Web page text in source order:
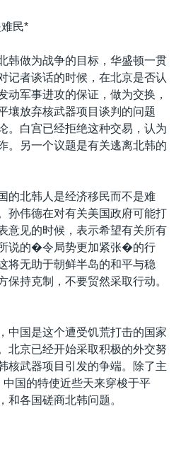
民*
韩做为战争的目标，华盛顿一贯
记者谈话的时候，在北京是否认
动军事进攻的保证，做为交换，
壤放弃核武器项目谈判的问题
。白宫已经拒绝这种交易，认为
。另一个议题是有关逃离北韩的
的北韩人是经济移民而不是难
孙伟德在对有关美国政府可能打
意见的时候，表示希望有关所有
说的�令局势更加紧张�的行
将无助于朝鲜半岛的和平与稳
保持克制，不要贸然采取行动。
中国是这个遭受饥荒打击的国家
北京已经开始采取积极的外交努
核武器项目引发的争端。除了主
国的特使近些天来穿梭于平
和各国磋商北韩问题。